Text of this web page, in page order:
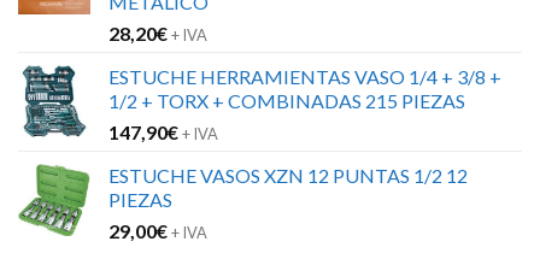
28,20€+ IVA
ESTUCHE HERRAMIENTAS VASO 1/4 + 3/8 +
1/2 + TORX + COMBINADAS 215 PIEZAS
147,90€+ IVA
ESTUCHE VASOS XZN 12 PUNTAS 1/2 12
PIEZAS
29,00€+ IVA